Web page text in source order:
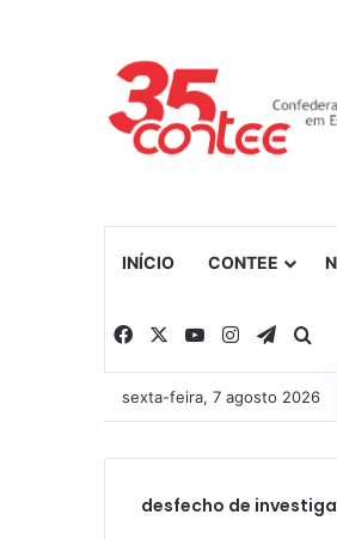
INÍCIO CONTEE
Facebook YouTubeInstagram
sexta-feira, 7 agosto 2026
desfecho de